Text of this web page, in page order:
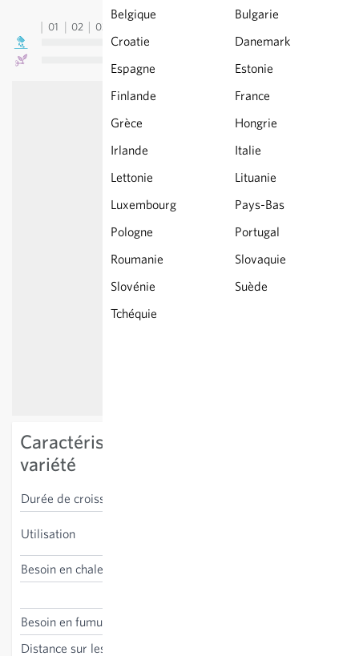
Belgique
Bulgarie
Croatie
Danemark
Espagne
Estonie
Finlande
France
Grèce
Hongrie
Irlande
Italie
Lettonie
Lituanie
Luxembourg
Pays-Bas
Pologne
Portugal
Roumanie
Slovaquie
Slovénie
Suède
Tchéquie
01 02 03
Caractéristiques spécifiques à la
variété
Durée de croissance
Utilisation
Besoin en chaleur
Besoin en fumure
Distance sur les lignes